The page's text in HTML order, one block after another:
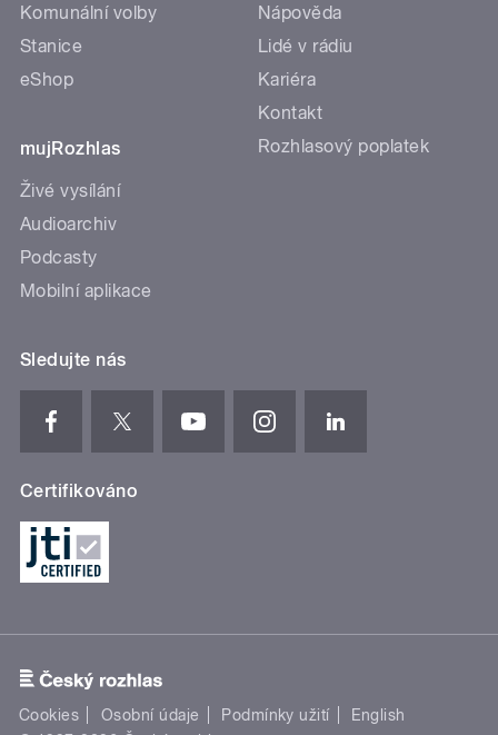
Komunální volby
Stanice
eShop
mujRozhlas
Živé vysílání
Audioarchiv
Podcasty
Mobilní aplikace
Nápověda
Lidé v rádiu
Kariéra
Kontakt
Rozhlasový poplatek
Sledujte nás
Certifikováno
Cookies Osobní údaje Podmínky užití
English